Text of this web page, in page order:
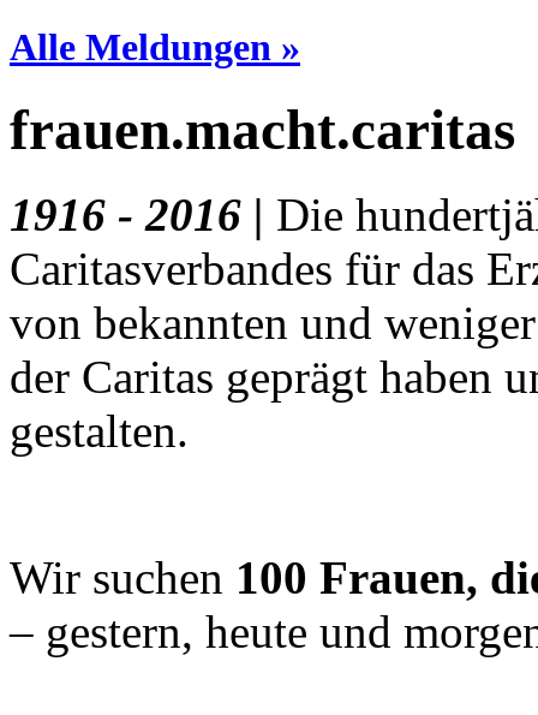
Alle Meldungen »
frauen.macht.caritas
1916 - 2016 | Die
Caritasverbandes für das
von bekannten und
der Caritas geprägt haben
gestalten.
Wir suchen 100 Frauen,
– gestern, heute und